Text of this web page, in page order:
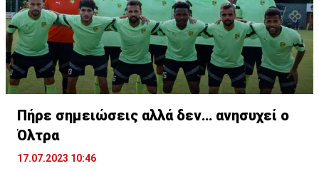
Πήρε σημειώσεις αλλά δεν… ανησυχεί ο
Όλτρα
17.07.2023 10:46